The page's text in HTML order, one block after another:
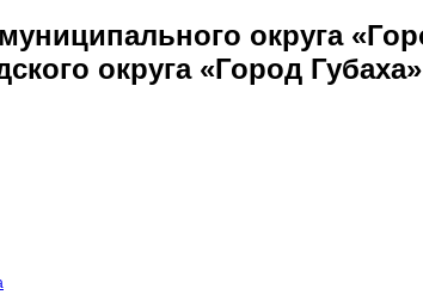
округа
округа «Город Губаха»